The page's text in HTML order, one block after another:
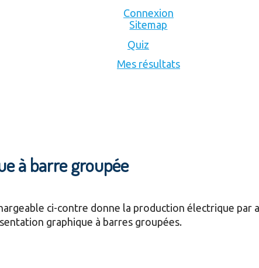
Connexion
Sitemap
Quiz
Mes résultats
à barre groupée
ci-contre donne la production électrique
graphique à barres groupées.